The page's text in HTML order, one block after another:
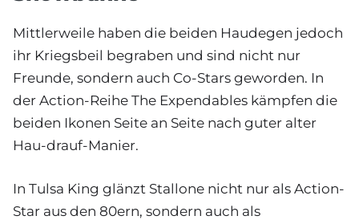
Mittlerweile haben die beiden Haudegen jedoch
ihr Kriegsbeil begraben und sind nicht nur
Freunde, sondern auch Co-Stars geworden. In
der Action-Reihe The Expendables kämpfen die
beiden Ikonen Seite an Seite nach guter alter
Hau-drauf-Manier.
In Tulsa King glänzt Stallone nicht nur als Action-
Star aus den 80ern, sondern auch als